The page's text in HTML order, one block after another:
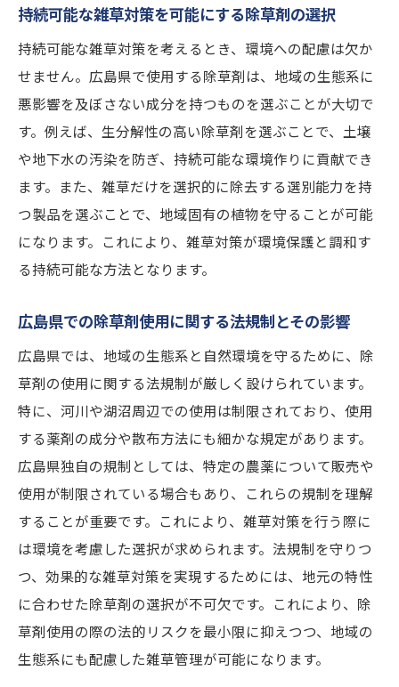
地域の気候と土壌に適した雑草対策法
安心して使える広島県向け除草剤の特徴
広島県の自然景観を保つための賢い除草剤選択
自然景観と調和する除草剤の選び方
広島県の環境保護に寄与する除草剤
景観を損なわない雑草管理の方法
地域の美しさを守るための除草剤使用
自然を守るための賢い雑草対策選択
ガイド
雑草の種類別に選ぶ広島県の除草剤
初心者必見の除草剤選びの基本
広島県の庭に最適な除草剤の選び方
除草剤使用で避けるべきよくあるミス
効果的な雑草管理のための除草剤使用法
広島県でおすすめの除草剤活用テクニック
広島県の植物に適した除草剤の選び方
地域の生態系を守るための除草剤活用法
広島の特性を考慮した雑草対策の重要性
持続可能な雑草対策を可能にする除草剤の選択
持続可能な雑草対策を考えるとき、環境への配慮は欠か
せません。広島県で使用する除草剤は、地域の生態系に
悪影響を及ぼさない成分を持つものを選ぶことが大切で
す。例えば、生分解性の高い除草剤を選ぶことで、土壌
や地下水の汚染を防ぎ、持続可能な環境作りに貢献でき
ます。また、雑草だけを選択的に除去する選別能力を持
つ製品を選ぶことで、地域固有の植物を守ることが可能
になります。これにより、雑草対策が環境保護と調和す
る持続可能な方法となります。
広島県での除草剤使用に関する法規制とその影響
広島県では、地域の生態系と自然環境を守るために、除
草剤の使用に関する法規制が厳しく設けられています。
特に、河川や湖沼周辺での使用は制限されており、使用
する薬剤の成分や散布方法にも細かな規定があります。
広島県独自の規制としては、特定の農薬について販売や
使用が制限されている場合もあり、これらの規制を理解
することが重要です。これにより、雑草対策を行う際に
は環境を考慮した選択が求められます。法規制を守りつ
つ、効果的な雑草対策を実現するためには、地元の特性
に合わせた除草剤の選択が不可欠です。これにより、除
草剤使用の際の法的リスクを最小限に抑えつつ、地域の
生態系にも配慮した雑草管理が可能になります。